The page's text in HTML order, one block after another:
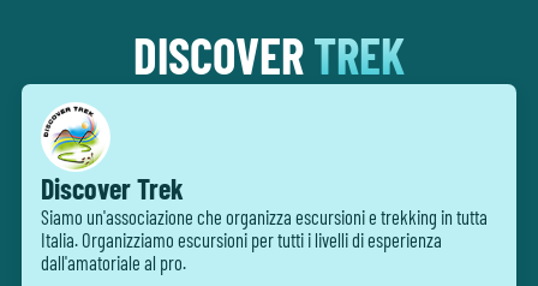
DISCOVERTREK
Discover Trek
Siamo un'associazione che organizza escursioni e trekking in tutta
Italia. Organizziamo escursioni per tutti i livelli di esperienza
dall'amatoriale al pro.